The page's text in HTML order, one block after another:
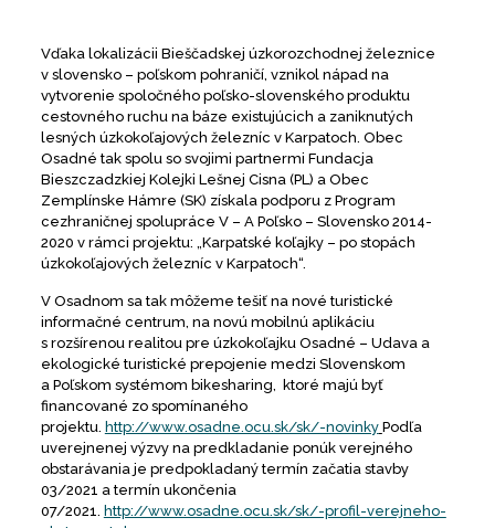
Vďaka lokalizácii Bieščadskej úzkorozchodnej železnice
v slovensko – poľskom pohraničí, vznikol nápad na
vytvorenie spoločného poľsko-slovenského produktu
cestovného ruchu na báze existujúcich a zaniknutých
lesných úzkokoľajových železníc v Karpatoch. Obec
Osadné tak spolu so svojimi partnermi Fundacja
Bieszczadzkiej Kolejki Lešnej Cisna (PL) a Obec
Zemplínske Hámre (SK) získala podporu z Program
cezhraničnej spolupráce V – A Poľsko – Slovensko 2014-
2020 v rámci projektu: „Karpatské koľajky – po stopách
úzkokoľajových železníc v Karpatoch“.
V Osadnom sa tak môžeme tešiť na nové turistické
informačné centrum, na novú mobilnú aplikáciu
s rozšírenou realitou pre úzkokoľajku Osadné – Udava a
ekologické turistické prepojenie medzi Slovenskom
a Poľskom systémom bikesharing, ktoré majú byť
financované zo spomínaného
projektu. http://www.osadne.ocu.sk/sk/-novinky Podľa
uverejnenej výzvy na predkladanie ponúk verejného
obstarávania je predpokladaný termín začatia stavby
03/2021 a termín ukončenia
07/2021. http://www.osadne.ocu.sk/sk/-profil-verejneho-